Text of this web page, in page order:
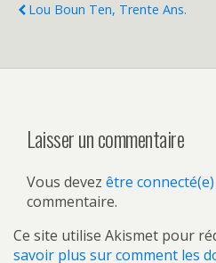
Lou Boun Ten, Trente Ans.
Laisser un commentaire
Vous devez être connecté(e)
commentaire.
Ce site utilise Akismet pour
savoir plus sur comment les